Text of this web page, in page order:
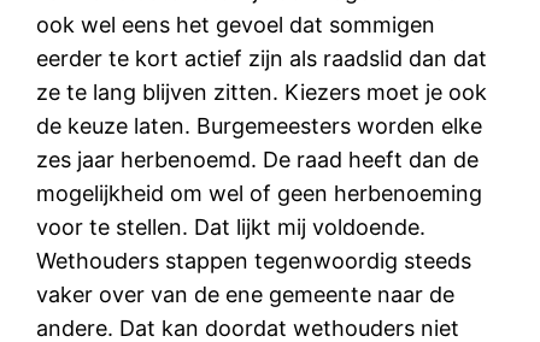
ook wel eens het gevoel dat sommigen
eerder te kort actief zijn als raadslid dan dat
ze te lang blijven zitten. Kiezers moet je ook
de keuze laten. Burgemeesters worden elke
zes jaar herbenoemd. De raad heeft dan de
mogelijkheid om wel of geen herbenoeming
voor te stellen. Dat lijkt mij voldoende.
Wethouders stappen tegenwoordig steeds
vaker over van de ene gemeente naar de
andere. Dat kan doordat wethouders niet